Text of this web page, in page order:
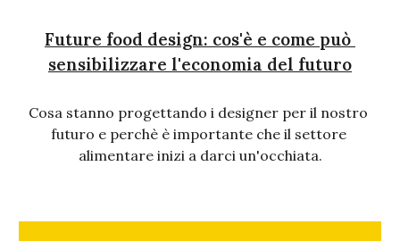
Future food design: cos'è e come può
sensibilizzare l'economia del futuro
Cosa stanno progettando i designer per il nostro
futuro e perchè è importante che il settore
alimentare inizi a darci un'occhiata.